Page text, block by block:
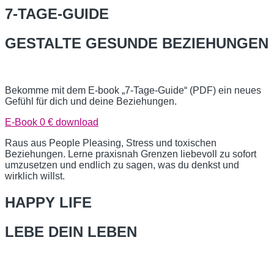
7-TAGE-GUIDE
GESTALTE GESUNDE BEZIEHUNGEN
Bekomme mit dem E-book „7-Tage-Guide“ (PDF) ein neues
Gefühl für dich und deine Beziehungen.
E-Book 0 € download
Raus aus People Pleasing, Stress und toxischen
Beziehungen. Lerne praxisnah Grenzen liebevoll zu sofort
umzusetzen und endlich zu sagen, was du denkst und
wirklich willst.
HAPPY LIFE
LEBE DEIN LEBEN